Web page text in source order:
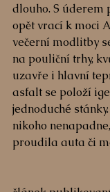
dlouho. S úderem
opět vrací k moci
večerní modlitby
na pouliční trhy,
uzavře i hlavní
asfalt se položí
jednoduché
nikoho
proudila auta či